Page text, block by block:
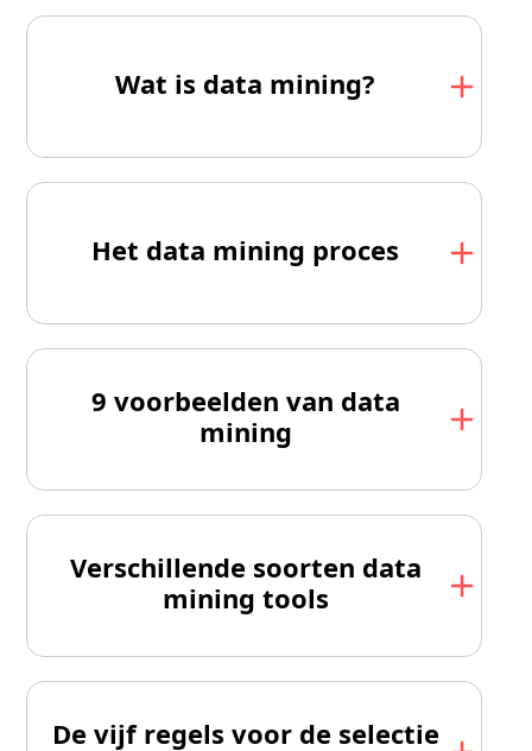
Wat is data mining?
Het data mining proces
9 voorbeelden van data
mining
Verschillende soorten data
mining tools
De vijf regels voor de selectie